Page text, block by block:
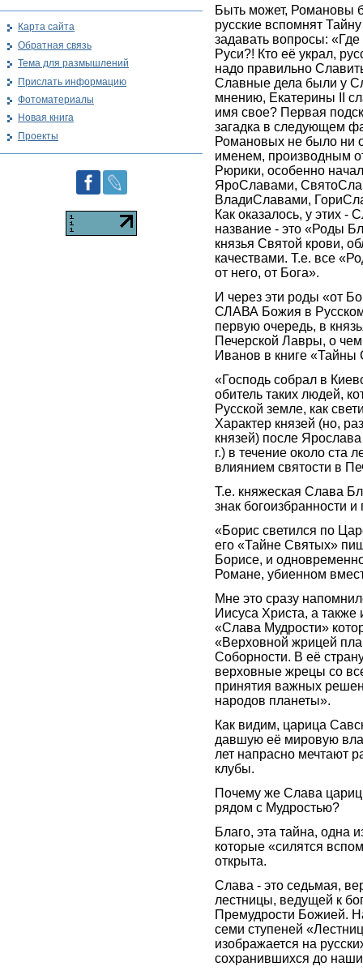
Быть может, Романовы
русские вспомнят
задавать вопросы:
Руси?! Кто её украл,
надо правильно
Славные дела были у
мнению, Екатерины II
имя свое? Первая
загадка в следующем
Романовых не было ни
именем, производным
Рюрики, особенно
ЯроСлавами,
ВладиСлавами,
Как оказалось, у этих -
название - это «Роды
князья Святой крови,
качествами. Т.е. все
от него, от Бога».
И через эти роды «от
СЛАВА Божия в
первую очередь, в
Печерской Лавры, о
Иванов в книге «Тайны
«Господь собрал в
обитель таких людей,
Русской земле, как
Характер князей (но,
князей) после
г.) в течение около ста
влиянием святости в
Т.е. княжеская Слава
знак богоизбранности
«Борис светился по
его «Тайне Святых»
Борисе, и
Романе, убиенном
Мне это сразу
Иисуса Христа, а
«Слава Мудрости»
«Верховной жрицей
Соборности. В её
верховные жрецы со
принятия важных
народов планеты».
Как видим, царица
давшую её мировую
лет напрасно мечтают
клубы.
Почему же Слава
рядом с Мудростью?
Благо, эта тайна, одна
которые «силятся
открыта.
Слава - это седьмая,
лестницы, ведущей к
Премудрости Божией.
семи ступеней
изображается на
сохранившихся до
Карта сайта
Обратная связь
Тема для размышлений
Прислать информацию
Фотоматериалы
Новая книга
Проекты